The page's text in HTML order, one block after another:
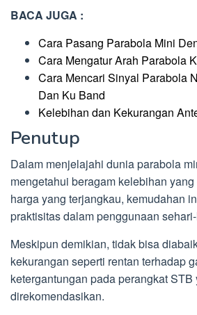
BACA JUGA :
Cara Pasang Parabola Mini
Cara Mengatur Arah Parabola
Cara Mencari Sinyal Parabola
Dan Ku Band
Kelebihan dan Kekurangan
Penutup
Dalam menjelajahi dunia parabola
mengetahui beragam kelebihan
harga yang terjangkau, kemudahan
praktisitas dalam penggunaan
Meskipun demikian, tidak bisa
kekurangan seperti rentan terhadap
ketergantungan pada perangkat STB
direkomendasikan.